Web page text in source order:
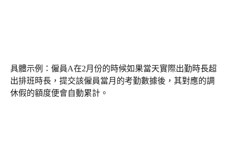
具體示例：僱員A在2月份的時候如果當天實際出勤時長超
出排班時長，提交該僱員當月的考勤數據後，其對應的調
休假的額度便會自動累計。